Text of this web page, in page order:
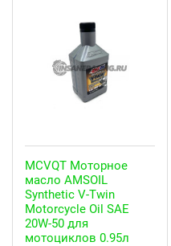
MCVQT Моторное
масло AMSOIL
Synthetic V-Twin
Motorcycle Oil SAE
20W-50 для
мотоциклов 0.95л